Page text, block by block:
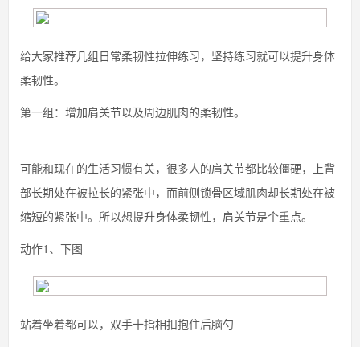
给大家推荐几组日常柔韧性拉伸练习，坚持练习就可以提升身体
柔韧性。
第一组：增加肩关节以及周边肌肉的柔韧性。
可能和现在的生活习惯有关，很多人的肩关节都比较僵硬，上背
部长期处在被拉长的紧张中，而前侧锁骨区域肌肉却长期处在被
缩短的紧张中。所以想提升身体柔韧性，肩关节是个重点。
动作1、下图
站着坐着都可以，双手十指相扣抱住后脑勺